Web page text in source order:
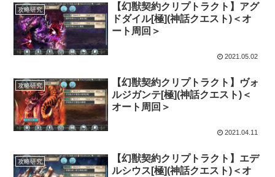
攻略研究
【幻獣契約クリプトラクト】アグ
ドダイル[極](神話クエスト)＜オ
ート周回＞
2021.05.02
攻略研究
【幻獣契約クリプトラクト】ヴォ
ルジガンテ[極](神話クエスト)＜
オート周回＞
2021.04.11
攻略研究
【幻獣契約クリプトラクト】エデ
ルシウス[極](神話クエスト)＜オ